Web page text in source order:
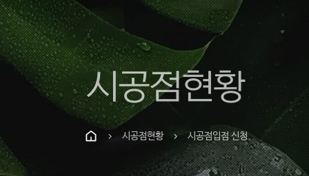
시공점현황
chevron_right 시공점현황 chevron_right 시공점입점 신청